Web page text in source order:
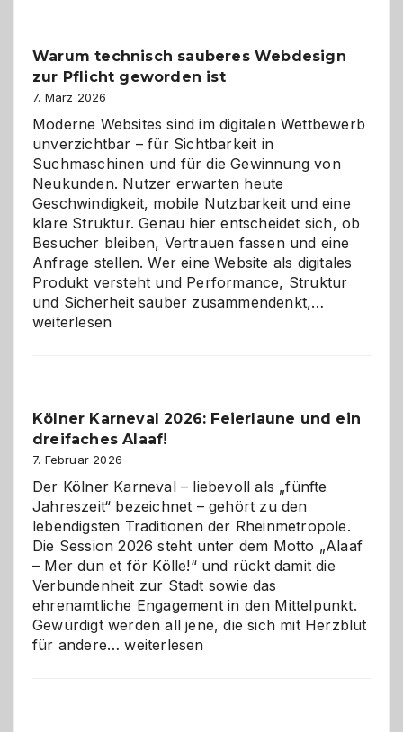
den
Logikrätseln
Warum technisch sauberes Webdesign
zur Pflicht geworden ist
7. März 2026
Moderne Websites sind im digitalen Wettbewerb
unverzichtbar – für Sichtbarkeit in
Suchmaschinen und für die Gewinnung von
Neukunden. Nutzer erwarten heute
Geschwindigkeit, mobile Nutzbarkeit und eine
klare Struktur. Genau hier entscheidet sich, ob
Besucher bleiben, Vertrauen fassen und eine
Anfrage stellen. Wer eine Website als digitales
Produkt versteht und Performance, Struktur
und Sicherheit sauber zusammendenkt,…
geworden
weiterlesen
Kölner Karneval 2026: Feierlaune und ein
dreifaches Alaaf!
7. Februar 2026
Der Kölner Karneval – liebevoll als „fünfte
Jahreszeit“ bezeichnet – gehört zu den
lebendigsten Traditionen der Rheinmetropole.
Die Session 2026 steht unter dem Motto „Alaaf
– Mer dun et för Kölle!“ und rückt damit die
Verbundenheit zur Stadt sowie das
ehrenamtliche Engagement in den Mittelpunkt.
Gewürdigt werden all jene, die sich mit Herzblut
für andere…Kölner
weiterlesen